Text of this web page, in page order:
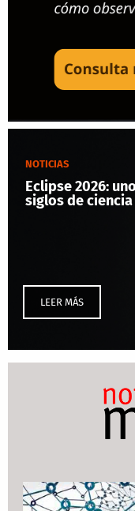
NOTICIAS
Eclipse 2026:
siglos de ciencia
LEER MÁS